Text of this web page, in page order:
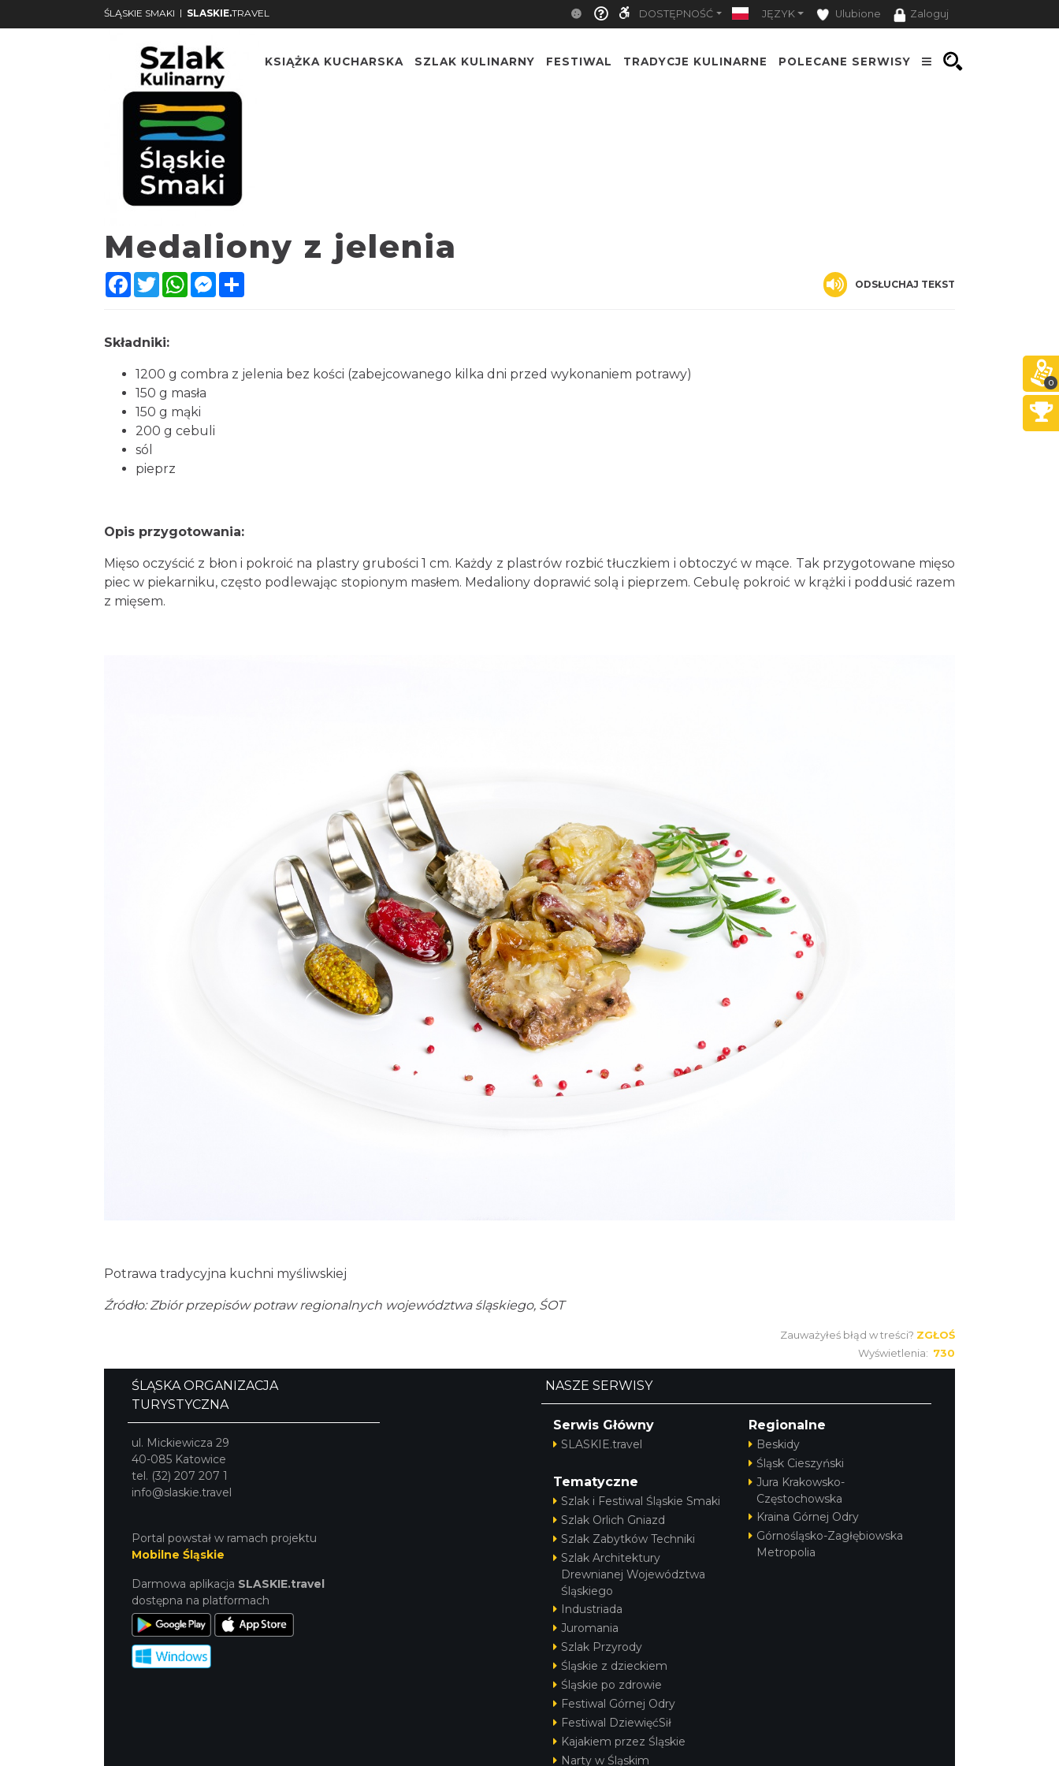
ŚLĄSKIE SMAKI | SLASKIE.TRAVEL DOSTĘPNOŚĆ JĘZYK Ulubione Zaloguj
KSIĄŻKA KUCHARSKA SZLAK KULINARNY FESTIWAL TRADYCJE KULINARNE POLECANE SERWISY
Medaliony z jelenia
Facebook
TwitterWhatsAppMessenger ODSŁUCHAJ TEKST
Składniki:
1200 g combra z jelenia bez kości (zabejcowanego kilka dni przed wykonaniem potrawy)
150 g masła
150 g mąki
200 g cebuli
sól
pieprz
Opis przygotowania:
Mięso oczyścić z błon i pokroić na plastry grubości 1 cm. Każdy z plastrów rozbić tłuczkiem i obtoczyć w mące. Tak przygotowane mięso
piec w piekarniku, często podlewając stopionym masłem. Medaliony doprawić solą i pieprzem. Cebulę pokroić w krążki i poddusić razem
z mięsem.
Potrawa tradycyjna kuchni myśliwskiej
Źródło: Zbiór przepisów potraw regionalnych województwa śląskiego, ŚOT
Zauważyłeś błąd w treści? ZGŁOŚ
Wyświetlenia: 730
ŚLĄSKA ORGANIZACJA
TURYSTYCZNA
ul. Mickiewicza 29
40-085 Katowice
tel. (32) 207 207 1
info@slaskie.travel
Portal powstał w ramach projektu
Mobilne Śląskie
Darmowa aplikacja SLASKIE.travel
dostępna na platformach
NASZE SERWISY
Serwis Główny
SLASKIE.travel
Tematyczne
Szlak i Festiwal Śląskie Smaki
Szlak Orlich Gniazd
Szlak Zabytków Techniki
Szlak Architektury
Drewnianej Województwa
Śląskiego
Industriada
Juromania
Szlak Przyrody
Śląskie z dzieckiem
Śląskie po zdrowie
Festiwal Górnej Odry
Festiwal DziewięćSił
Kajakiem przez Śląskie
Narty w Śląskim
Regionalne
Beskidy
Śląsk Cieszyński
Jura Krakowsko-
Częstochowska
Kraina Górnej Odry
Górnośląsko-Zagłębiowska
Metropolia
0